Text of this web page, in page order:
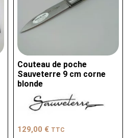
Couteau de poche
Sauveterre 9 cm corne
blonde
129,00 € TTC